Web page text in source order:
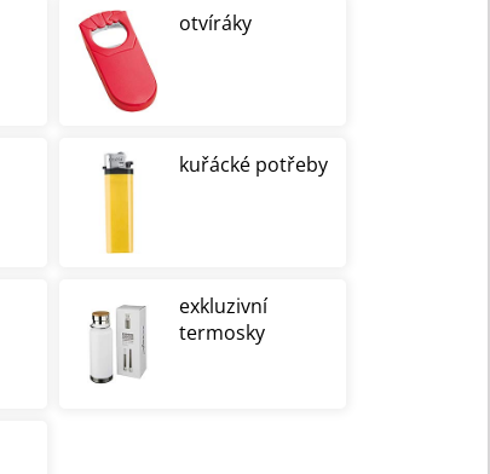
otvíráky
kuřácké potřeby
exkluzivní
termosky